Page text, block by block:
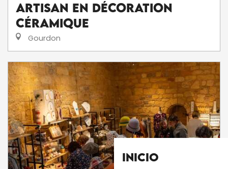
Inicio
Artisan en Décoration
Céramique
Gourdon